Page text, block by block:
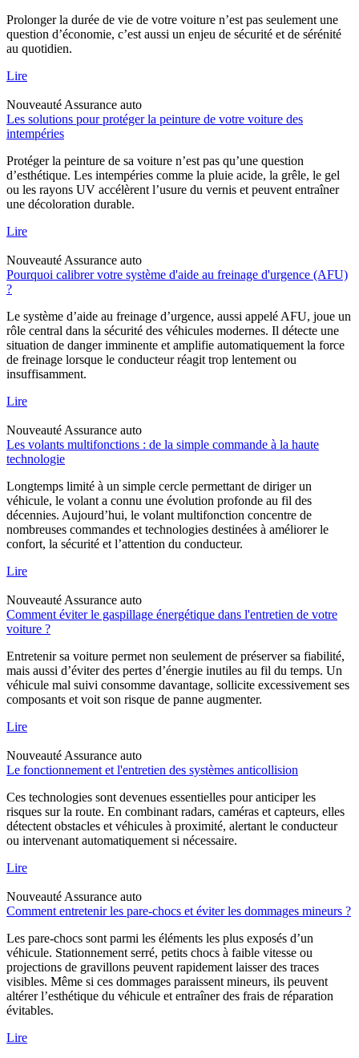
Prolonger la durée de vie de votre voiture n’est pas seulement une
question d’économie, c’est aussi un enjeu de sécurité et de sérénité
au quotidien.
Lire
Nouveauté Assurance auto
Les solutions pour protéger la peinture de votre voiture des
intempéries
Protéger la peinture de sa voiture n’est pas qu’une question
d’esthétique. Les intempéries comme la pluie acide, la grêle, le gel
ou les rayons UV accélèrent l’usure du vernis et peuvent entraîner
une décoloration durable.
Lire
Nouveauté Assurance auto
Pourquoi calibrer votre système d'aide au freinage d'urgence (AFU)
?
Le système d’aide au freinage d’urgence, aussi appelé AFU, joue un
rôle central dans la sécurité des véhicules modernes. Il détecte une
situation de danger imminente et amplifie automatiquement la force
de freinage lorsque le conducteur réagit trop lentement ou
insuffisamment.
Lire
Nouveauté Assurance auto
Les volants multifonctions : de la simple commande à la haute
technologie
Longtemps limité à un simple cercle permettant de diriger un
véhicule, le volant a connu une évolution profonde au fil des
décennies. Aujourd’hui, le volant multifonction concentre de
nombreuses commandes et technologies destinées à améliorer le
confort, la sécurité et l’attention du conducteur.
Lire
Nouveauté Assurance auto
Comment éviter le gaspillage énergétique dans l'entretien de votre
voiture ?
Entretenir sa voiture permet non seulement de préserver sa fiabilité,
mais aussi d’éviter des pertes d’énergie inutiles au fil du temps. Un
véhicule mal suivi consomme davantage, sollicite excessivement ses
composants et voit son risque de panne augmenter.
Lire
Nouveauté Assurance auto
Le fonctionnement et l'entretien des systèmes anticollision
Ces technologies sont devenues essentielles pour anticiper les
risques sur la route. En combinant radars, caméras et capteurs, elles
détectent obstacles et véhicules à proximité, alertant le conducteur
ou intervenant automatiquement si nécessaire.
Lire
Nouveauté Assurance auto
Comment entretenir les pare-chocs et éviter les dommages mineurs ?
Les pare-chocs sont parmi les éléments les plus exposés d’un
véhicule. Stationnement serré, petits chocs à faible vitesse ou
projections de gravillons peuvent rapidement laisser des traces
visibles. Même si ces dommages paraissent mineurs, ils peuvent
altérer l’esthétique du véhicule et entraîner des frais de réparation
évitables.
Lire